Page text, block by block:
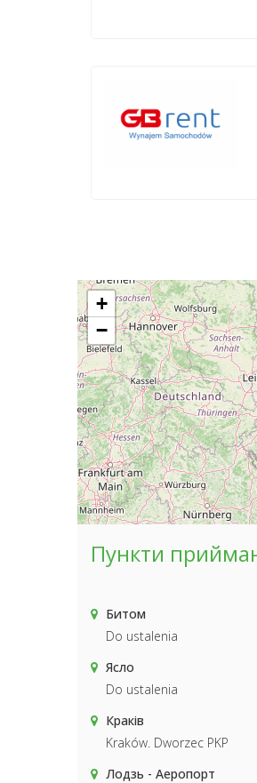
+
−
Пункти
Битом
Do ustalenia
Ясло
Do ustalenia
Краків
Kraków. Dworzec PKP
Лодзь - Аеропорт